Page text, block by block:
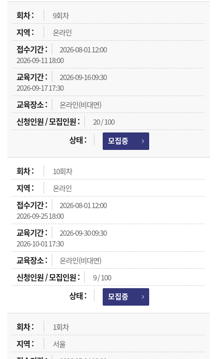
9회차
온라인
2026-08-01 12:00
2026-09-11 18:00
2026-09-16 09:30
2026-09-17 17:30
온라인(비대면)
20 / 100
모집중
10회차
온라인
2026-08-01 12:00
2026-09-25 18:00
2026-09-30 09:30
2026-10-01 17:30
온라인(비대면)
9 / 100
모집중
1회차
서울